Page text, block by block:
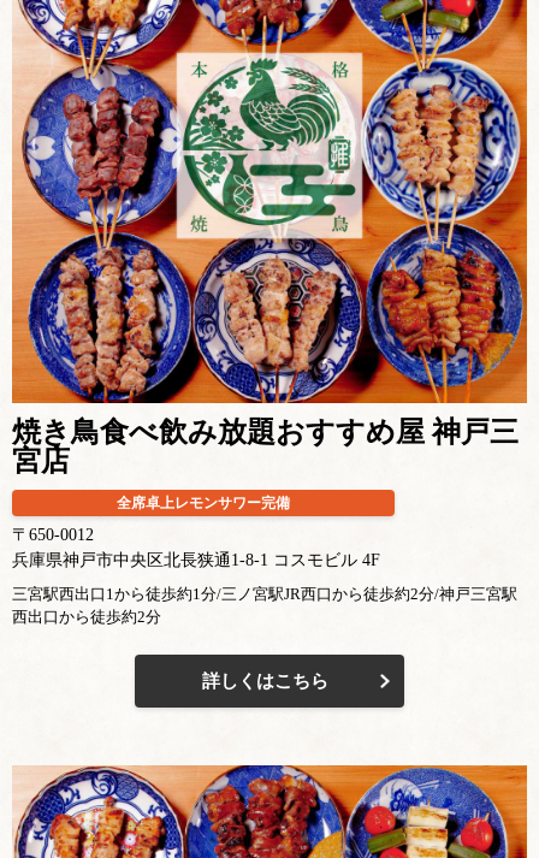
焼き鳥食べ飲み放題おすすめ屋 神戸三
宮店
全席卓上レモンサワー完備
〒650-0012
兵庫県神戸市中央区北長狭通1-8-1 コスモビル 4F
三宮駅西出口1から徒歩約1分/三ノ宮駅JR西口から徒歩約2分/神戸三宮駅
西出口から徒歩約2分
詳しくはこちら